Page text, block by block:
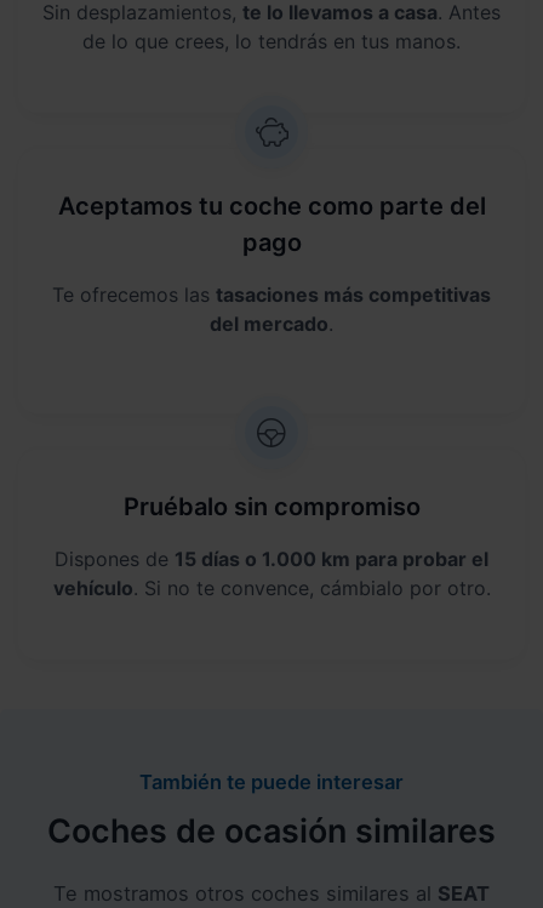
Sin desplazamientos, te lo llevamos a casa. Antes
de lo que crees, lo tendrás en tus manos.
Aceptamos tu coche como parte del
pago
Te ofrecemos las tasaciones más competitivas
del mercado.
Pruébalo sin compromiso
Dispones de 15 días o 1.000 km para probar el
vehículo. Si no te convence, cámbialo por otro.
También te puede interesar
Coches de ocasión similares
Te mostramos otros coches similares al SEAT